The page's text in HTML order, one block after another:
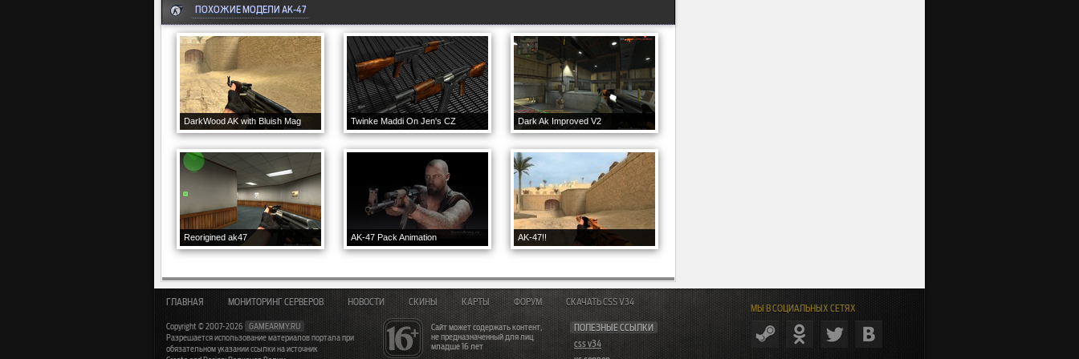
ПОХОЖИЕ МОДЕЛИ AK-47
DarkWood AK with Bluish Mag Twinke Maddi On Jen's CZ Dark Ak Improved V2
Reorigined ak47 AK-47 Pack Animation AK-47!!
МЫ В СОЦИАЛЬНЫХ СЕТЯХ
Сайт может содержать контент,
не предназначенный для лиц
младше 16 лет
ПОЛЕЗНЫЕ ССЫЛКИ
css v34
ГЛАВНАЯ МОНИТОРИНГ СЕРВЕРОВ НОВОСТИ СКИНЫ КАРТЫ ФОРУМ СКАЧАТЬ CSS V34
Copyright © 2007-2026
GAMEARMY.RU
Разрешается использование материалов портала при
обязательном указании ссылки на источник